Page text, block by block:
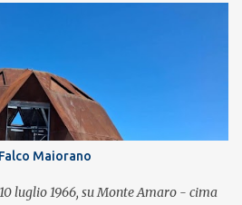
superamento dei limiti di velocità. Il
è stato emanato a seguito del
da parte della Polizia Stradale di
con i tratti stradali per i quali è
Con l’occasione, inoltre, si è
di rettifica e/o revisione p...
Maiorano
luglio 1966, su Monte Amaro - cima